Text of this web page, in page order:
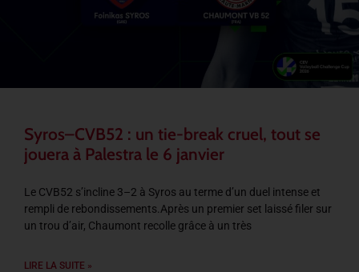
Syros–CVB52 : un tie-break cruel, tout se
jouera à Palestra le 6 janvier
Le CVB52 s’incline 3–2 à Syros au terme d’un duel intense et
rempli de rebondissements.Après un premier set laissé filer sur
un trou d’air, Chaumont recolle grâce à un très
LIRE LA SUITE »